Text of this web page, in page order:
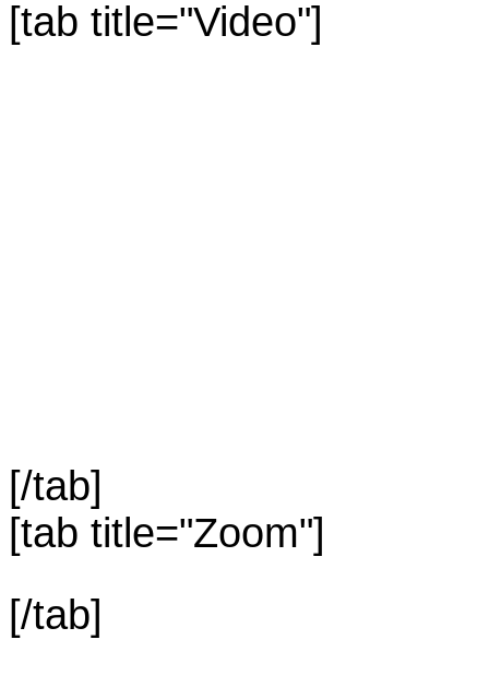
[tab title="Video"]
[/tab]
[tab title="Zoom"]
[/tab]